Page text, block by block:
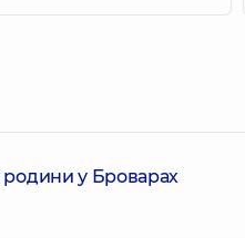
родини у Броварах